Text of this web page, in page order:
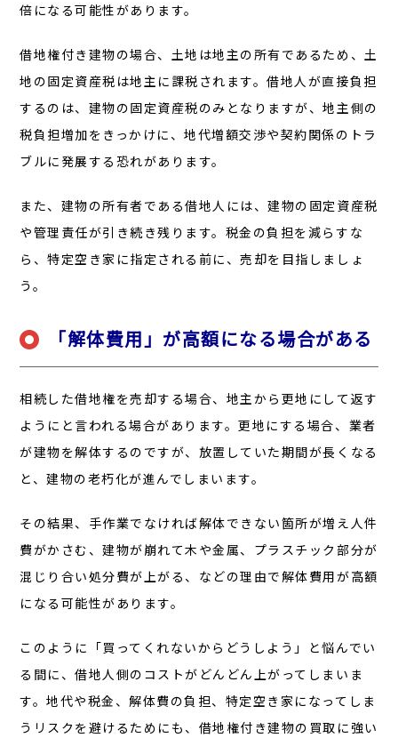
倍になる可能性があります。
借地権付き建物の場合、土地は地主の所有であるため、土
地の固定資産税は地主に課税されます。借地人が直接負担
するのは、建物の固定資産税のみとなりますが、地主側の
税負担増加をきっかけに、地代増額交渉や契約関係のトラ
ブルに発展する恐れがあります。
また、建物の所有者である借地人には、建物の固定資産税
や管理責任が引き続き残ります。税金の負担を減らすな
ら、特定空き家に指定される前に、売却を目指しましょ
う。
「解体費用」が高額になる場合がある
相続した借地権を売却する場合、地主から更地にして返す
ようにと言われる場合があります。更地にする場合、業者
が建物を解体するのですが、放置していた期間が長くなる
と、建物の老朽化が進んでしまいます。
その結果、手作業でなければ解体できない箇所が増え人件
費がかさむ、建物が崩れて木や金属、プラスチック部分が
混じり合い処分費が上がる、などの理由で解体費用が高額
になる可能性があります。
このように「買ってくれないからどうしよう」と悩んでい
る間に、借地人側のコストがどんどん上がってしまいま
す。地代や税金、解体費の負担、特定空き家になってしま
うリスクを避けるためにも、借地権付き建物の買取に強い